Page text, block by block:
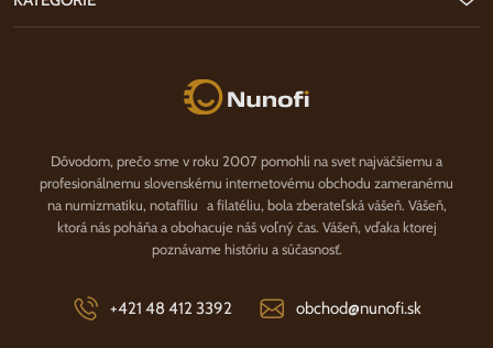
Nunofi.sk
Dôvodom, prečo sme v roku 2007 pomohli na svet najväčšiemu a
profesionálnemu slovenskému internetovému obchodu zameranému
na numizmatiku, notafíliu a filatéliu, bola zberateľská vášeň. Vášeň,
ktorá nás poháňa a obohacuje náš voľný čas. Vášeň, vďaka ktorej
poznávame históriu a súčasnosť.
+421 48 412 3392 obchod@nunofi.sk